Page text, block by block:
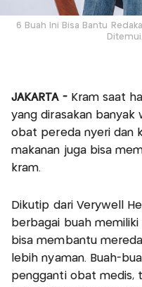
6 Buah Ini Bisa Bantu
JAKARTA - Kram saat
yang dirasakan banyak
obat pereda nyeri dan
makanan juga bisa
kram.
Dikutip dari Verywell
berbagai buah
bisa membantu
lebih nyaman. Buah-
pengganti obat medis,